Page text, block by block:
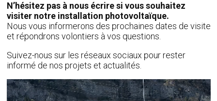
N’hésitez pas à nous écrire si vous souhaitez
visiter notre installation photovoltaïque.
Nous vous informerons des prochaines dates de visite
et répondrons volontiers à vos questions.
Suivez-nous sur les réseaux sociaux pour rester
informé de nos projets et actualités.